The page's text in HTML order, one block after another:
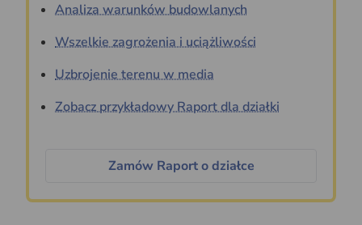
Analiza warunków budowlanych
Wszelkie zagrożenia i uciążliwości
Uzbrojenie terenu w media
Zobacz przykładowy Raport dla działki
Zamów Raport o działce